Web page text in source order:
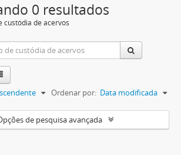
0 resultados
custódia de acervos
Ordenar por: Data modificada
de pesquisa avançada